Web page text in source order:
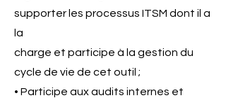
supporter les processus ITSM dont il a
la
charge et participe à la gestion du
cycle de vie de cet outil ;
• Participe aux audits internes et